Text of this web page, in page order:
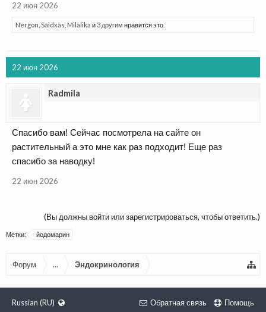
22 июн 2026
Nergon Saidxas Milalika и3 другим нравится это.
22 июн 2026
Radmila
Спасибо вам! Сейчас посмотрела на сайте он
растительный а это мне как раз подходит! Еще раз
спасибо за наводку!
22 июн 2026
(Вы должны войти или зарегистрироваться, чтобы ответить.)
Метки: йодомарин
Форум ... Эндокринология
Russian (RU) Обратная связь Помощь